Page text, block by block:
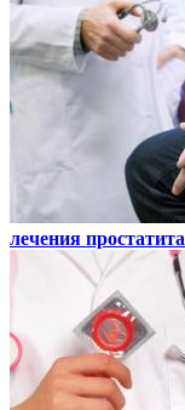
лечения простатита